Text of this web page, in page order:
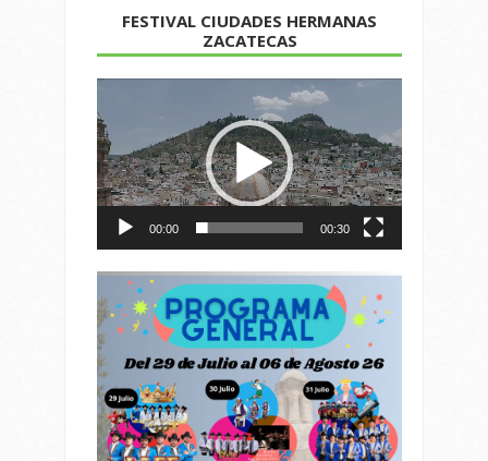
FESTIVAL CIUDADES HERMANAS
ZACATECAS
de
vídeo
00:00 00:30